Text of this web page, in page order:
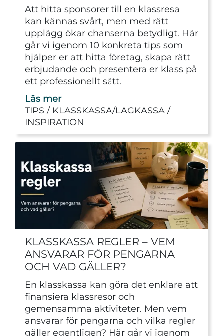
Att hitta sponsorer till en klassresa
kan kännas svårt, men med rätt
upplägg ökar chanserna betydligt. Här
går vi igenom 10 konkreta tips som
hjälper er att hitta företag, skapa rätt
erbjudande och presentera er klass på
ett professionellt sätt.
Läs mer
TIPS
KLASSKASSA/LAGKASSA
INSPIRATION
KLASSKASSA REGLER – VEM
ANSVARAR FÖR PENGARNA
OCH VAD GÄLLER?
En klasskassa kan göra det enklare att
finansiera klassresor och
gemensamma aktiviteter. Men vem
ansvarar för pengarna och vilka regler
gäller egentligen? Här går vi igenom